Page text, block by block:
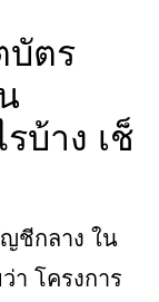
บัตร
บ้าง เช็
ชีกลาง ใน
ว่า โครงการ